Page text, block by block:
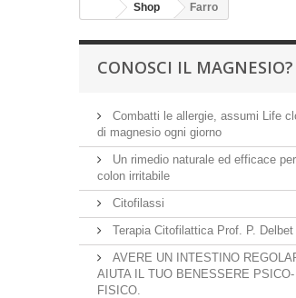
Shop Farro
CONOSCI IL MAGNESIO?
Combatti le allergie, assumi Life
di magnesio ogni giorno
Un rimedio naturale ed efficace per
colon irritabile
Citofilassi
Terapia Citofilattica Prof. P. Delbet
AVERE UN INTESTINO
AIUTA IL TUO BENESSERE PSICO-
FISICO.